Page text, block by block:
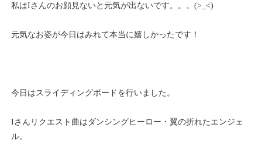
私はIさんのお顔見ないと元気が出ないです。。。(>_<)
元気なお姿が今日はみれて本当に嬉しかったです！
今日はスライディングボードを行いました。
Iさんリクエスト曲はダンシングヒーロー・翼の折れたエンジェ
ル。